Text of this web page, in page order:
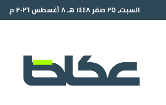
السبت، ٢٥ صفر ١٤٤٨ هـ ٨ أغسطس ٢٠٢٦ م